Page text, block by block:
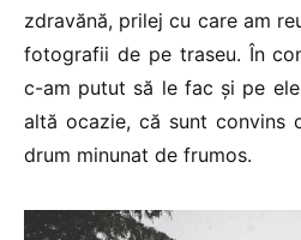
zdravănă, prilej cu care am
fotografii de pe traseu. În
c-am putut să le fac și pe
altă ocazie, că sunt convins
drum minunat de frumos.